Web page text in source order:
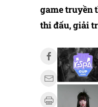
game truyền
thi đấu, giải